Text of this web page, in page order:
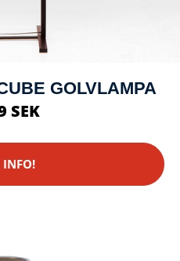
GOLVLAMPA
SEK
INFO!